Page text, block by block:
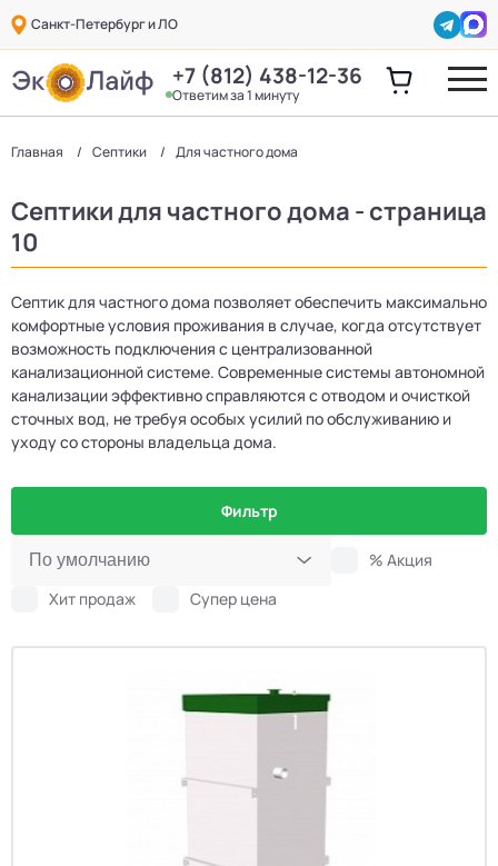
Санкт-Петербург и ЛО
+7 (812) 438-12-36
Ответим за 1 минуту
Главная Септики Для частного дома
Септики для частного дома - страница
10
Септик для частного дома позволяет обеспечить максимально
комфортные условия проживания в случае, когда отсутствует
возможность подключения с централизованной
канализационной системе. Современные системы автономной
канализации эффективно справляются с отводом и очисткой
сточных вод, не требуя особых усилий по обслуживанию и
уходу со стороны владельца дома.
Фильтр
% Акция
Хит продаж
Супер цена